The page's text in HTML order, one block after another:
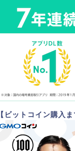
【ビットコイン購入ま